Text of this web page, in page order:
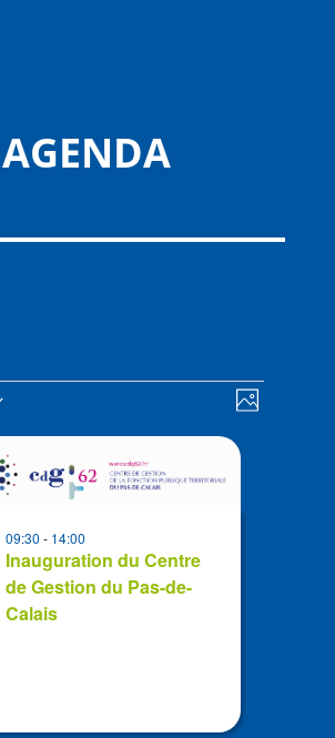
AGENDA
de
Photo
Inauguration du Centre
de Gestion du Pas-de-
Calais
09:30- 14:00